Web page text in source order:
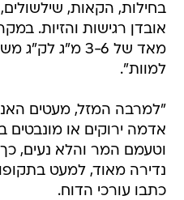
בחילות, הקאות,
אובדן רגישות והזיות.
מאד של 3-6 מ"ג
למוות".
"למרבה המזל, מעטים
אדמה ירוקים או
וטעמם המר והלא נעים,
נדירה מאוד, למעט
כתבו עורכי הדוח.